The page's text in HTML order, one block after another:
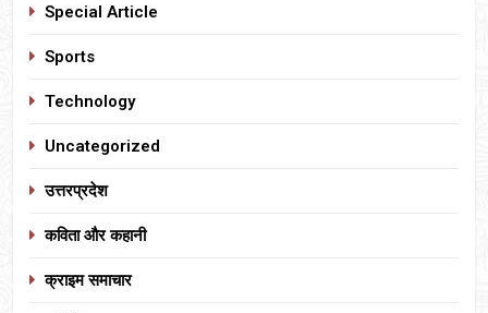
Special Article
Sports
Technology
Uncategorized
उत्तरप्रदेश
कविता और कहानी
क्राइम समाचार